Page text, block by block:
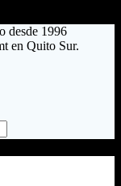
desde 1996
en Quito Sur.